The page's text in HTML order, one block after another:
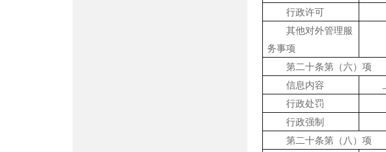
行政许可
其他对外管理服
务事项
第二十条第（六）项
信息内容
行政处罚
行政强制
第二十条第（八）项